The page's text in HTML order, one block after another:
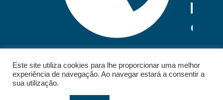
Este site utiliza cookies para lhe proporcionar uma melhor
experiência de navegação. Ao navegar estará a consentir a
sua utilização.